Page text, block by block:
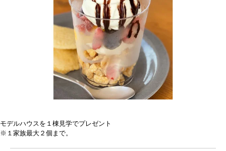
モデルハウスを１棟見学でプレゼント
※１家族最大２個まで。